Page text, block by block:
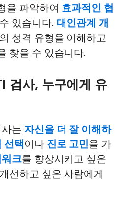
을 파악하여 효과적인 협
있습니다. 대인관계 개
성격 유형을 이해하고
찾을 수 있습니다.
검사, 누구에게 유
는 자신을 더 잘 이해하
선택이나 진로 고민을 가
워크를 향상시키고 싶은
선하고 싶은 사람에게